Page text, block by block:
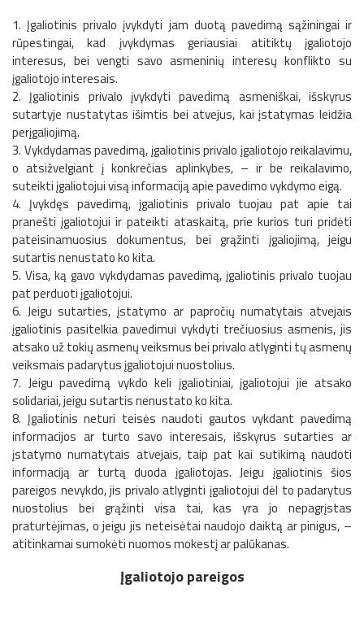
1. Įgaliotinis privalo įvykdyti jam duotą pavedimą sąžiningai ir
rūpestingai, kad įvykdymas geriausiai atitiktų įgaliotojo
interesus, bei vengti savo asmeninių interesų konflikto su
įgaliotojo interesais.
2. Įgaliotinis privalo įvykdyti pavedimą asmeniškai, išskyrus
sutartyje nustatytas išimtis bei atvejus, kai įstatymas leidžia
perįgaliojimą.
3. Vykdydamas pavedimą, įgaliotinis privalo įgaliotojo reikalavimu,
o atsižvelgiant į konkrečias aplinkybes, – ir be reikalavimo,
suteikti įgaliotojui visą informaciją apie pavedimo vykdymo eigą.
4. Įvykdęs pavedimą, įgaliotinis privalo tuojau pat apie tai
pranešti įgaliotojui ir pateikti ataskaitą, prie kurios turi pridėti
pateisinamuosius dokumentus, bei grąžinti įgaliojimą, jeigu
sutartis nenustato ko kita.
5. Visa, ką gavo vykdydamas pavedimą, įgaliotinis privalo tuojau
pat perduoti įgaliotojui.
6. Jeigu sutarties, įstatymo ar papročių numatytais atvejais
įgaliotinis pasitelkia pavedimui vykdyti trečiuosius asmenis, jis
atsako už tokių asmenų veiksmus bei privalo atlyginti tų asmenų
veiksmais padarytus įgaliotojui nuostolius.
7. Jeigu pavedimą vykdo keli įgaliotiniai, įgaliotojui jie atsako
solidariai, jeigu sutartis nenustato ko kita.
8. Įgaliotinis neturi teisės naudoti gautos vykdant pavedimą
informacijos ar turto savo interesais, išskyrus sutarties ar
įstatymo numatytais atvejais, taip pat kai sutikimą naudoti
informaciją ar turtą duoda įgaliotojas. Jeigu įgaliotinis šios
pareigos nevykdo, jis privalo atlyginti įgaliotojui dėl to padarytus
nuostolius bei grąžinti visa tai, kas yra jo nepagrįstas
praturtėjimas, o jeigu jis neteisėtai naudojo daiktą ar pinigus, –
atitinkamai sumokėti nuomos mokestį ar palūkanas.
Įgaliotojo pareigos